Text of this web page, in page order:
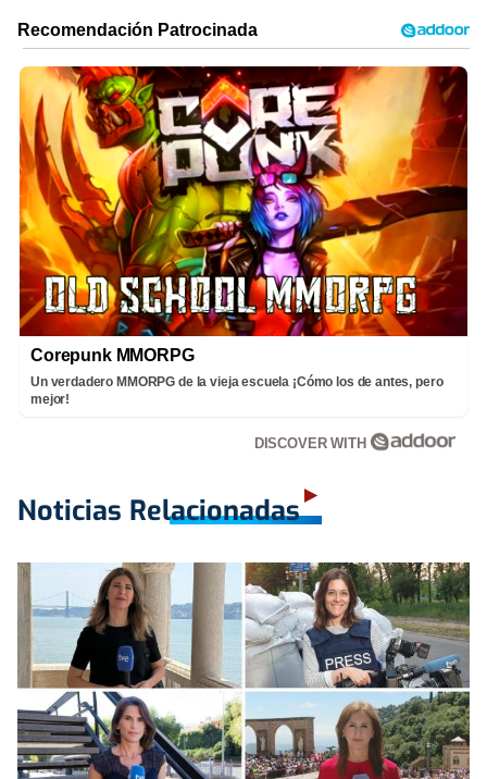
Corepunk MMORPG
Un verdadero MMORPG de la vieja escuela ¡Cómo los de antes, pero
mejor!
DISCOVER WITH
Noticias Relacionadas